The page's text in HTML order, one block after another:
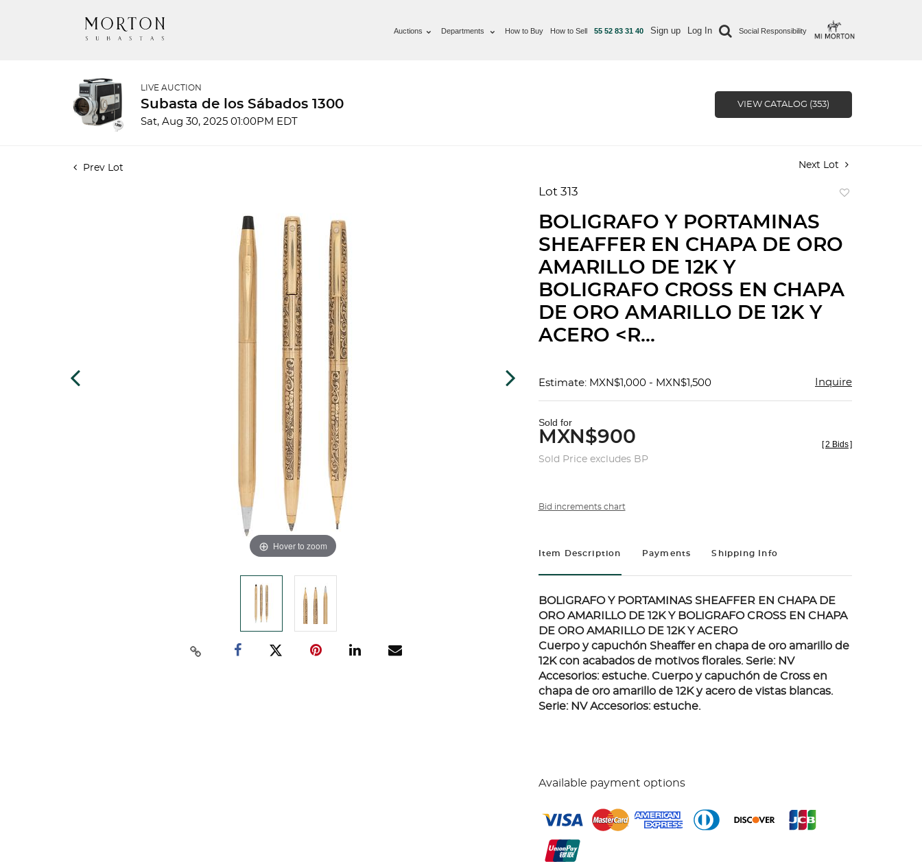
Auctions Departments How to Buy How to Sell 55 52 83 31 40 Sign up Log In Social Responsibility
LIVE AUCTION
Subasta de los Sábados 1300
Sat, Aug 30, 2025 01:00PM EDT
VIEW CATALOG (353)
Prev Lot Next Lot
Hover to zoom
Lot 313
BOLIGRAFO Y PORTAMINAS
SHEAFFER EN CHAPA DE ORO
AMARILLO DE 12K Y
BOLIGRAFO CROSS EN CHAPA
DE ORO AMARILLO DE 12K Y
ACERO <R...
Estimate: MXN$1,000 - MXN$1,500 Inquire
Sold for
MXN$900
Sold Price excludes BP
[2 Bids]
Bid increments chart
Item Description Payments Shipping Info
BOLIGRAFO Y PORTAMINAS SHEAFFER EN CHAPA DE
ORO AMARILLO DE 12K Y BOLIGRAFO CROSS EN CHAPA
DE ORO AMARILLO DE 12K Y ACERO
Cuerpo y capuchón Sheaffer en chapa de oro amarillo de
12K con acabados de motivos florales. Serie: NV
Accesorios: estuche. Cuerpo y capuchón de Cross en
chapa de oro amarillo de 12K y acero de vistas blancas.
Serie: NV Accesorios: estuche.
Available payment options